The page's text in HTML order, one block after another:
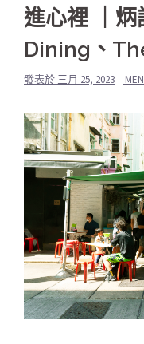
進心裡 ｜
Dining、
發表於 三月 25, 2023